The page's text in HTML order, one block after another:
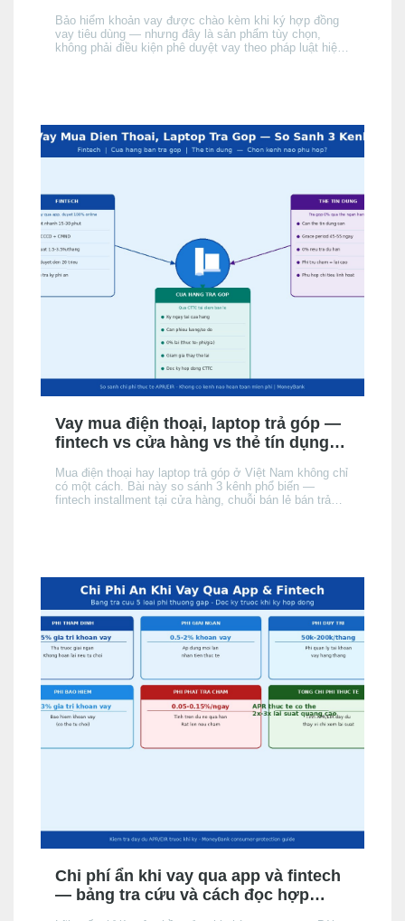
Bảo hiểm khoản vay được chào kèm khi ký hợp đồng
vay tiêu dùng — nhưng đây là sản phẩm tùy chọn,
không phải điều kiện phê duyệt vay theo pháp luật hiện
Vay mua điện thoại, laptop trả góp —
fintech vs cửa hàng vs thẻ tín dụng:
Mua điện thoại hay laptop trả góp ở Việt Nam không chỉ
có một cách. Bài này so sánh 3 kênh phổ biến —
fintech installment tại cửa hàng, chuỗi bán lẻ bán trả
Chi phí ẩn khi vay qua app và fintech
— bảng tra cứu và cách đọc hợp